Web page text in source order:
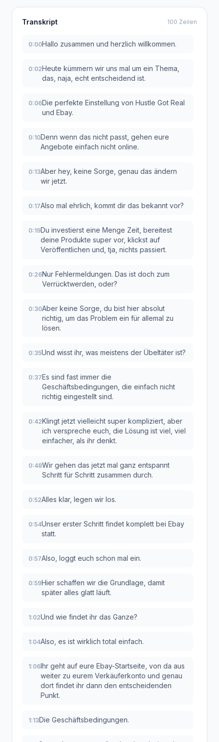
Transkript 100 Zeilen
0:00Hallo zusammen und herzlich willkommen.
0:02Heute kümmern wir uns mal um ein Thema,
das, naja, echt entscheidend ist.
0:06Die perfekte Einstellung von Hustle Got Real
und Ebay.
0:10Denn wenn das nicht passt, gehen eure
Angebote einfach nicht online.
0:13Aber hey, keine Sorge, genau das ändern
wir jetzt.
0:17Also mal ehrlich, kommt dir das bekannt vor?
0:19Du investierst eine Menge Zeit, bereitest
deine Produkte super vor, klickst auf
Veröffentlichen und, tja, nichts passiert.
0:26Nur Fehlermeldungen. Das ist doch zum
Verrücktwerden, oder?
0:30Aber keine Sorge, du bist hier absolut
richtig, um das Problem ein für allemal zu
lösen.
0:35Und wisst ihr, was meistens der Übeltäter ist?
0:37Es sind fast immer die
Geschäftsbedingungen, die einfach nicht
richtig eingestellt sind.
0:42Klingt jetzt vielleicht super kompliziert, aber
ich verspreche euch, die Lösung ist viel, viel
einfacher, als ihr denkt.
0:48Wir gehen das jetzt mal ganz entspannt
Schritt für Schritt zusammen durch.
0:52Alles klar, legen wir los.
0:54Unser erster Schritt findet komplett bei Ebay
statt.
0:57Also, loggt euch schon mal ein.
0:59Hier schaffen wir die Grundlage, damit
später alles glatt läuft.
1:02Und wie findet ihr das Ganze?
1:04Also, es ist wirklich total einfach.
1:06Ihr geht auf eure Ebay-Startseite, von da aus
weiter zu eurem Verkäuferkonto und genau
dort findet ihr dann den entscheidenden
Punkt.
1:13Die Geschäftsbedingungen.